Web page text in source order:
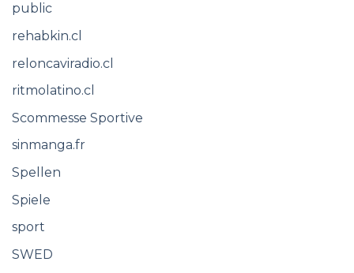
public
rehabkin.cl
reloncaviradio.cl
ritmolatino.cl
Scommesse Sportive
sinmanga.fr
Spellen
Spiele
sport
SWED